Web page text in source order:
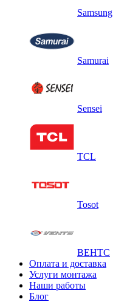
Samsung
Samurai
Sensei
TCL
Tosot
ВЕНТС
Оплата и доставка
Услуги монтажа
Наши работы
Блог